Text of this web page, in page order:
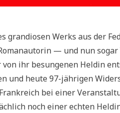
grandiosen Werks aus der
— und nun
von ihr besungenen Heldin
und heute 97-jährigen
bei einer
noch einer echten